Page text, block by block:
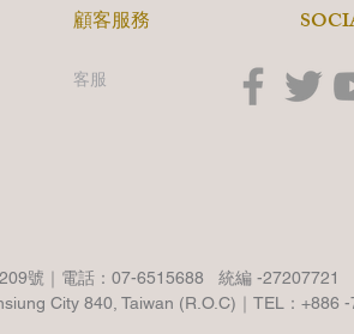
顧客服務
客服
號｜電話：07-6515688 統編 -27207721
City 840, Taiwan (R.O.C)｜TEL：+886